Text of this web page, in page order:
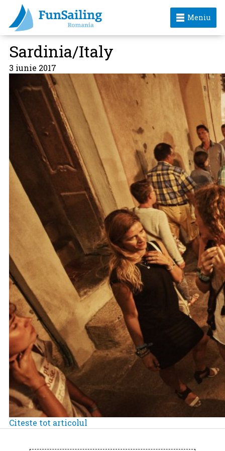
Meniu
Sardinia/Italy
3 iunie 2017
Citeste tot articolul